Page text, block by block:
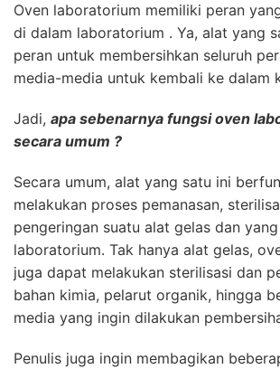
Oven laboratorium memiliki peran
di dalam laboratorium . Ya, alat yang
peran untuk membersihkan seluruh
media-media untuk kembali ke dalam
Jadi, apa sebenarnya fungsi oven
secara umum ?
Secara umum, alat yang satu ini
melakukan proses pemanasan,
pengeringan suatu alat gelas dan
laboratorium. Tak hanya alat gelas,
juga dapat melakukan sterilisasi dan
bahan kimia, pelarut organik, hingga
media yang ingin dilakukan
Penulis juga ingin membagikan